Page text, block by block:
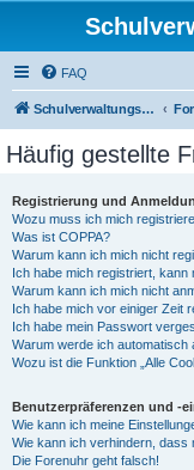
FAQ
Schulverwaltungssoftware NRW
Häufig gestellte
Registrierung und
Wozu muss ich mich
Was ist COPPA?
Warum kann ich mich nicht
Ich habe mich registriert, kann
Warum kann ich mich nicht
Ich habe mich vor einiger Zeit
Ich habe mein Passwort
Warum werde ich automatisch
Wozu ist die Funktion „Alle
Benutzerpräferenzen und -
Wie kann ich meine
Wie kann ich verhindern, dass
Die Forenuhr geht falsch!